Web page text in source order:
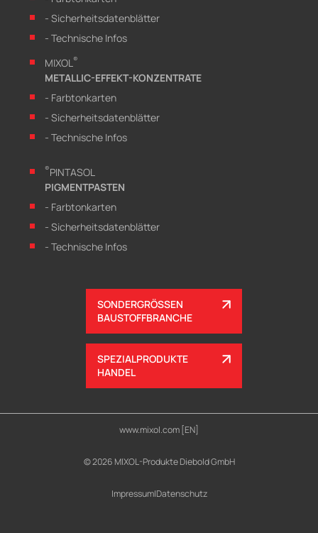
- Sicherheitsdatenblätter
- Technische Infos
MIXOL ®
METALLIC-EFFEKT-KONZENTRATE
- Farbtonkarten
- Sicherheitsdatenblätter
- Technische Infos
®PINTASOL
PIGMENTPASTEN
- Farbtonkarten
- Sicherheitsdatenblätter
- Technische Infos
SONDERGRÖSSEN
BAUSTOFFBRANCHE
SPEZIALPRODUKTE
HANDEL
© 2026 MIXOL-Produkte Diebold GmbH
www.mixol.com [EN]
Impressum|Datenschutz